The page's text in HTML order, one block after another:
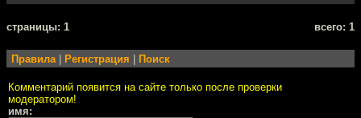
cтраницы: 1 всего: 1
Правила Регистрация Поиск
Комментарий появится на сайте только после проверки
модератором!
имя: